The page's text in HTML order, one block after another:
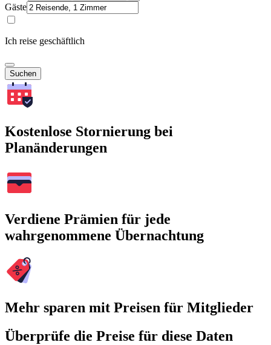
Gäste
Ich reise geschäftlich
Suchen
Kostenlose Stornierung bei
Planänderungen
Verdiene Prämien für jede
wahrgenommene Übernachtung
Mehr sparen mit Preisen für Mitglieder
Überprüfe die Preise für diese Daten